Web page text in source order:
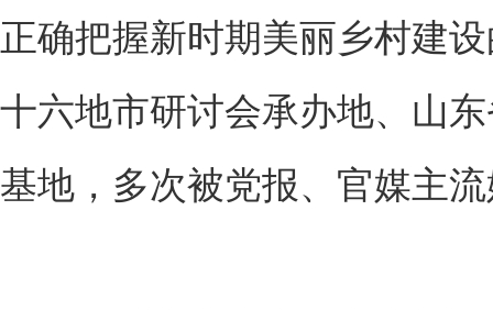
正确把握新时期美丽乡村建
十六地市研讨会承办地、山
基地，多次被党报、官媒主